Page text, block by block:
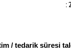
:
/ tedarik süresi